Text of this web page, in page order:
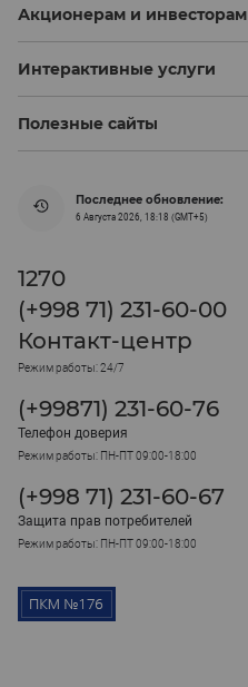
Акционерам и инвесторам
Интерактивные услуги
Полезные сайты
Последнее обновление:
6 Августа 2026, 18:18 (GMT+5)
1270
(+998 71) 231-60-00
Контакт-центр
Режим работы: 24/7
(+99871) 231-60-76
Телефон доверия
Режим работы: ПН-ПТ 09:00-18:00
(+998 71) 231-60-67
Защита прав потребителей
Режим работы: ПН-ПТ 09:00-18:00